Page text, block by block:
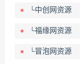
└中创网资源
└福缘网资源
└冒泡网资源